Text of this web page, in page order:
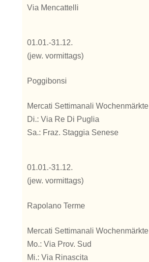
Via Mencattelli
01.01.-31.12.
(jew. vormittags)
Poggibonsi
Mercati Settimanali Wochenmärkte
Di.: Via Re Di Puglia
Sa.: Fraz. Staggia Senese
01.01.-31.12.
(jew. vormittags)
Rapolano Terme
Mercati Settimanali Wochenmärkte
Mo.: Via Prov. Sud
Mi.: Via Rinascita